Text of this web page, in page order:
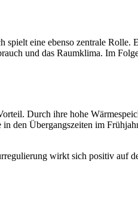
eine ebenso zentrale Rolle.
und das Raumklima. Im
Durch ihre hohe
den Übergangszeiten im
wirkt sich positiv auf